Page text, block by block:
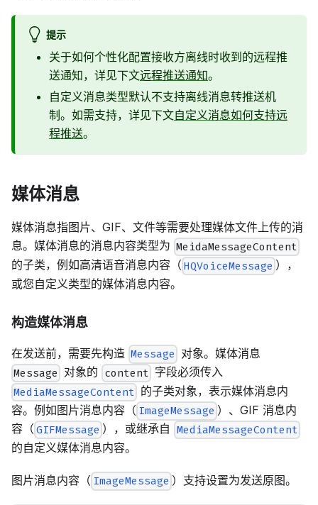
提示
关于如何个性化配置接收方离线时收到的远程推
送通知，详见下文远程推送通知。
自定义消息类型默认不支持离线消息转推送机
制。如需支持，详见下文自定义消息如何支持远
程推送。
媒体消息
媒体消息指图片、GIF、文件等需要处理媒体文件上传的消
息。媒体消息的消息内容类型为 MeidaMessageContent
的子类，例如高清语音消息内容（ HQVoiceMessage ），
或您自定义类型的媒体消息内容。
构造媒体消息
在发送前，需要先构造 Message 对象。媒体消息
Message 对象的 content 字段必须传入
MediaMessageContent 的子类对象，表示媒体消息内
容。例如图片消息内容（ ImageMessage ）、GIF 消息内
容（ GIFMessage ），或继承自 MediaMessageContent
的自定义媒体消息内容。
图片消息内容（ ImageMessage ）支持设置为发送原图。